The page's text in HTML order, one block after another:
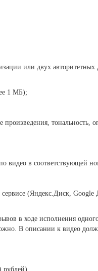
или двух авторитетных
1 МБ);
тональность,
видео в соответствующей
сервисе (Яндекс.Диск,
в ходе исполнения
В описании к видео
рублей).